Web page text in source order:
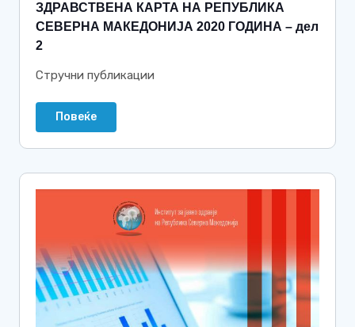
ЗДРАВСТВЕНА КАРТА НА РЕПУБЛИКА
СЕВЕРНА МАКЕДОНИЈА 2020 ГОДИНА – дел
2
Стручни публикации
Повеќе